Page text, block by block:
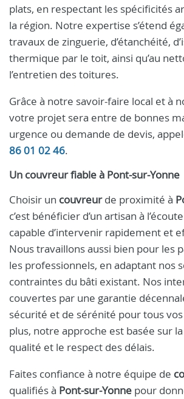
plats, en respectant les spécificités
la région. Notre expertise s’étend
travaux de zinguerie, d’étanchéité,
thermique par le toit, ainsi qu’au
l’entretien des toitures.
Grâce à notre savoir-faire local et à
votre projet sera entre de bonnes
urgence ou demande de devis,
86 01 02 46.
Un couvreurfiable à Pont-sur-Yonne
Choisir un couvreurde proximité à
c’est bénéficier d’un artisan à
capable d’intervenir rapidement et
Nous travaillons aussi bien pour les
les professionnels, en adaptant nos
contraintes du bâti existant. Nos
couvertes par une garantie
sécurité et de sérénité pour tous
plus, notre approche est basée sur
qualité et le respect des délais.
Faites confiance à notre équipe de
qualifiés à Pont-sur-Yonne pour